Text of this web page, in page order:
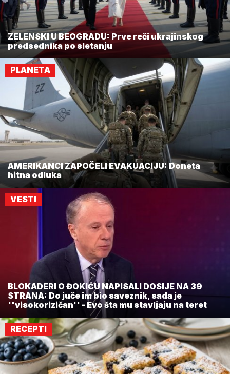
ZELENSKI U BEOGRADU: Prve reči ukrajinskog
predsednika po sletanju
PLANETA
AMERIKANCI ZAPOČELI EVAKUACIJU: Doneta
hitna odluka
VESTI
BLOKADERI O ĐOKIĆU NAPISALI DOSIJE NA 39
STRANA: Do juče im bio saveznik, sada je
''visokorizičan'' - Evo šta mu stavljaju na teret
RECEPTI